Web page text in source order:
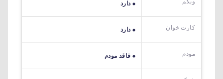
وبکم دارد
کارت خوان دارد
مودم فاقد مودم